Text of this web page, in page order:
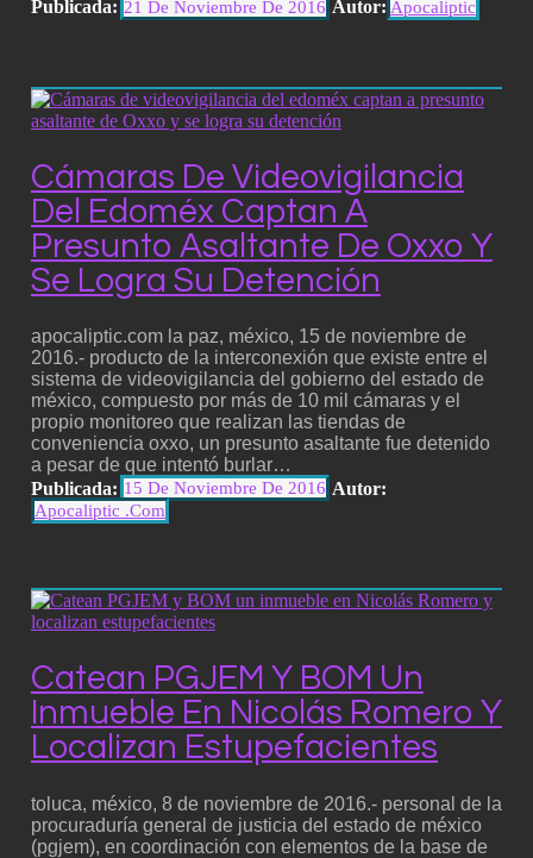
Publicada: 21 De Noviembre De 2016 Autor: Apocaliptic
Cámaras De Videovigilancia
Del Edoméx Captan A
Presunto Asaltante De Oxxo Y
Se Logra Su Detención
apocaliptic.com la paz, méxico, 15 de noviembre de
2016.- producto de la interconexión que existe entre el
sistema de videovigilancia del gobierno del estado de
méxico, compuesto por más de 10 mil cámaras y el
propio monitoreo que realizan las tiendas de
conveniencia oxxo, un presunto asaltante fue detenido
a pesar de que intentó burlar…
Publicada: 15 De Noviembre De 2016 Autor:
Apocaliptic .com
Catean PGJEM Y BOM Un
Inmueble En Nicolás Romero Y
Localizan Estupefacientes
toluca, méxico, 8 de noviembre de 2016.- personal de la
procuraduría general de justicia del estado de méxico
(pgjem), en coordinación con elementos de la base de